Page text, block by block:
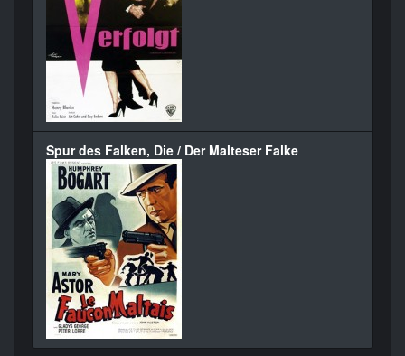
Spur des Falken, Die / Der Malteser Falke